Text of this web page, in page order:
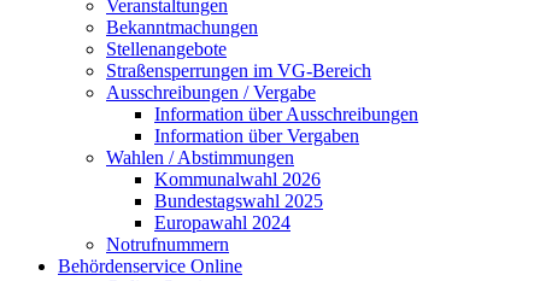
Veranstaltungen
Bekanntmachungen
Stellenangebote
Straßensperrungen im VG-Bereich
Ausschreibungen / Vergabe
Information über Ausschreibungen
Information über Vergaben
Wahlen / Abstimmungen
Kommunalwahl 2026
Bundestagswahl 2025
Europawahl 2024
Notrufnummern
Behördenservice Online